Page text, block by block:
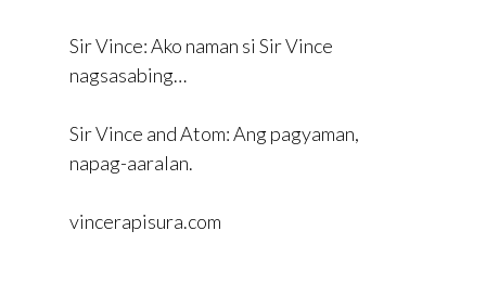
Sir Vince: Ako naman si Sir Vince
nagsasabing…
Sir Vince and Atom: Ang pagyaman,
napag-aaralan.
vincerapisura.com